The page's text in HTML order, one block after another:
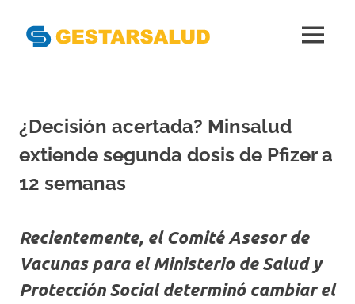
del
Aseguramiento
de
la
MENÚ
¿Decisión acertada? Minsalud
extiende segunda dosis de Pfizer a
12 semanas
Recientemente, el Comité Asesor de
Vacunas para el Ministerio de Salud y
Protección Social determinó cambiar el